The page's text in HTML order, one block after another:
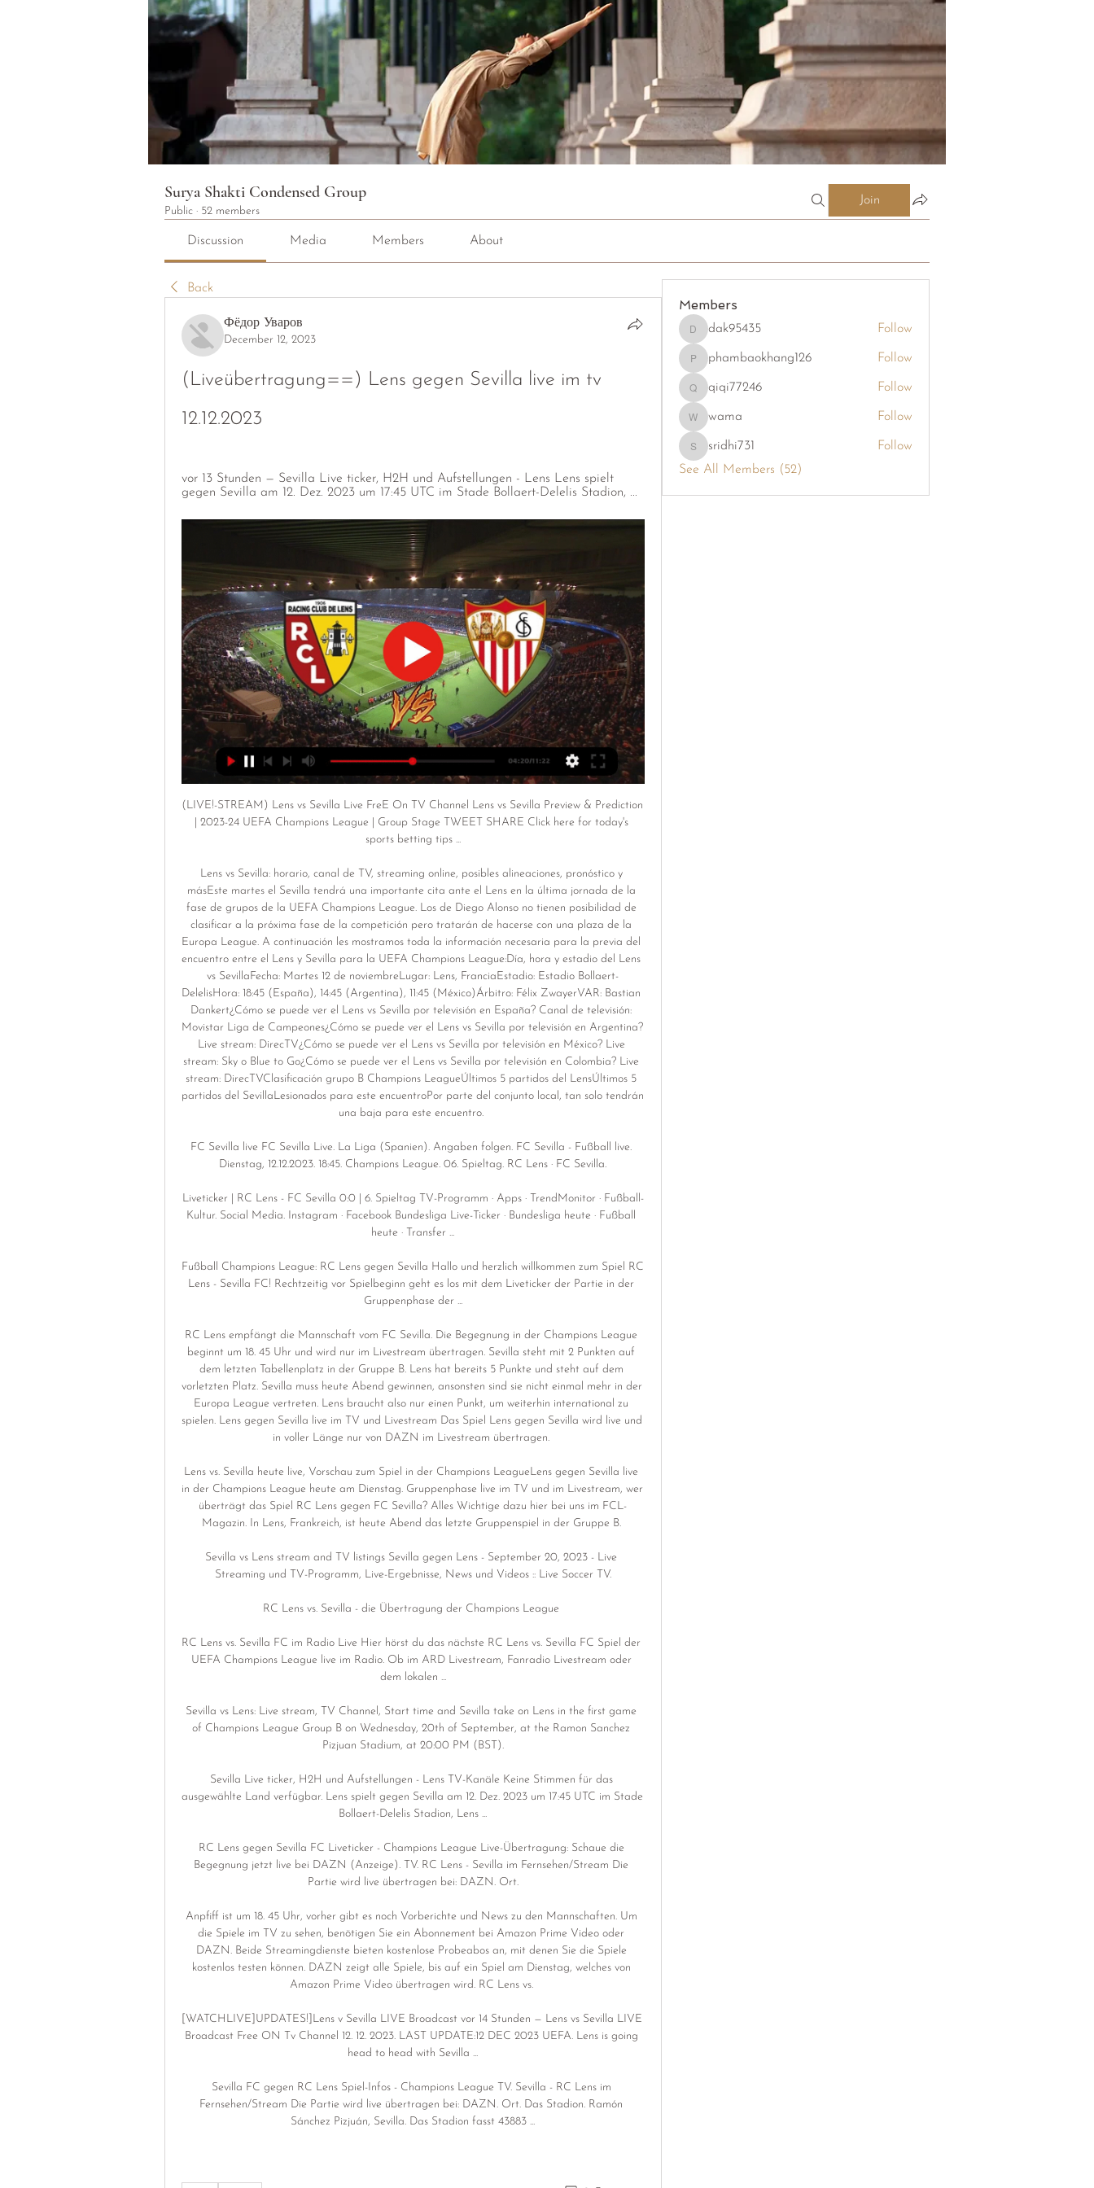
Surya Shakti Condensed Group
Public · 52 members
Join
Discussion Media Members About
Back
Фёдор Уваров
December 12, 2023
(Liveübertragung==) Lens gegen Sevilla live im tv
12.12.2023
vor 13 Stunden — Sevilla Live ticker, H2H und Aufstellungen - Lens Lens spielt
gegen Sevilla am 12. Dez. 2023 um 17:45 UTC im Stade Bollaert-Delelis Stadion, ...
(LIVE!-STREAM) Lens vs Sevilla Live FreE On TV Channel Lens vs Sevilla Preview & Prediction
| 2023-24 UEFA Champions League | Group Stage TWEET SHARE Click here for today's
sports betting tips ...
Lens vs Sevilla: horario, canal de TV, streaming online, posibles alineaciones, pronóstico y
másEste martes el Sevilla tendrá una importante cita ante el Lens en la última jornada de la
fase de grupos de la UEFA Champions League. Los de Diego Alonso no tienen posibilidad de
clasificar a la próxima fase de la competición pero tratarán de hacerse con una plaza de la
Europa League. A continuación les mostramos toda la información necesaria para la previa del
encuentro entre el Lens y Sevilla para la UEFA Champions League:Día, hora y estadio del Lens
vs SevillaFecha: Martes 12 de noviembreLugar: Lens, FranciaEstadio: Estadio Bollaert-
DelelisHora: 18:45 (España), 14:45 (Argentina), 11:45 (México)Árbitro: Félix ZwayerVAR: Bastian
Dankert¿Cómo se puede ver el Lens vs Sevilla por televisión en España? Canal de televisión:
Movistar Liga de Campeones¿Cómo se puede ver el Lens vs Sevilla por televisión en Argentina?
Live stream: DirecTV¿Cómo se puede ver el Lens vs Sevilla por televisión en México? Live
stream: Sky o Blue to Go¿Cómo se puede ver el Lens vs Sevilla por televisión en Colombia? Live
stream: DirecTVClasificación grupo B Champions LeagueÚltimos 5 partidos del LensÚltimos 5
partidos del SevillaLesionados para este encuentroPor parte del conjunto local, tan solo tendrán
una baja para este encuentro.
FC Sevilla live FC Sevilla Live. La Liga (Spanien). Angaben folgen. FC Sevilla - Fußball live.
Dienstag, 12.12.2023. 18:45. Champions League. 06. Spieltag. RC Lens · FC Sevilla.
Liveticker | RC Lens - FC Sevilla 0:0 | 6. Spieltag TV-Programm · Apps · TrendMonitor · Fußball-
Kultur. Social Media. Instagram · Facebook Bundesliga Live-Ticker · Bundesliga heute · Fußball
heute · Transfer ...
Fußball Champions League: RC Lens gegen Sevilla Hallo und herzlich willkommen zum Spiel RC
Lens - Sevilla FC! Rechtzeitig vor Spielbeginn geht es los mit dem Liveticker der Partie in der
Gruppenphase der ...
RC Lens empfängt die Mannschaft vom FC Sevilla. Die Begegnung in der Champions League
beginnt um 18. 45 Uhr und wird nur im Livestream übertragen. Sevilla steht mit 2 Punkten auf
dem letzten Tabellenplatz in der Gruppe B. Lens hat bereits 5 Punkte und steht auf dem
vorletzten Platz. Sevilla muss heute Abend gewinnen, ansonsten sind sie nicht einmal mehr in der
Europa League vertreten. Lens braucht also nur einen Punkt, um weiterhin international zu
spielen. Lens gegen Sevilla live im TV und Livestream Das Spiel Lens gegen Sevilla wird live und
in voller Länge nur von DAZN im Livestream übertragen.
Lens vs. Sevilla heute live, Vorschau zum Spiel in der Champions LeagueLens gegen Sevilla live
in der Champions League heute am Dienstag. Gruppenphase live im TV und im Livestream, wer
überträgt das Spiel RC Lens gegen FC Sevilla? Alles Wichtige dazu hier bei uns im FCL-
Magazin. In Lens, Frankreich, ist heute Abend das letzte Gruppenspiel in der Gruppe B.
Sevilla vs Lens stream and TV listings Sevilla gegen Lens - September 20, 2023 - Live
Streaming und TV-Programm, Live-Ergebnisse, News und Videos :: Live Soccer TV.
RC Lens vs. Sevilla - die Übertragung der Champions League
RC Lens vs. Sevilla FC im Radio Live Hier hörst du das nächste RC Lens vs. Sevilla FC Spiel der
UEFA Champions League live im Radio. Ob im ARD Livestream, Fanradio Livestream oder
dem lokalen ...
Sevilla vs Lens: Live stream, TV Channel, Start time and Sevilla take on Lens in the first game
of Champions League Group B on Wednesday, 20th of September, at the Ramon Sanchez
Pizjuan Stadium, at 20:00 PM (BST).
Sevilla Live ticker, H2H und Aufstellungen - Lens TV-Kanäle Keine Stimmen für das
ausgewählte Land verfügbar. Lens spielt gegen Sevilla am 12. Dez. 2023 um 17:45 UTC im Stade
Bollaert-Delelis Stadion, Lens ...
RC Lens gegen Sevilla FC Liveticker - Champions League Live-Übertragung: Schaue die
Begegnung jetzt live bei DAZN (Anzeige). TV. RC Lens - Sevilla im Fernsehen/Stream Die
Partie wird live übertragen bei: DAZN. Ort.
Anpfiff ist um 18. 45 Uhr, vorher gibt es noch Vorberichte und News zu den Mannschaften. Um
die Spiele im TV zu sehen, benötigen Sie ein Abonnement bei Amazon Prime Video oder
DAZN. Beide Streamingdienste bieten kostenlose Probeabos an, mit denen Sie die Spiele
kostenlos testen können. DAZN zeigt alle Spiele, bis auf ein Spiel am Dienstag, welches von
Amazon Prime Video übertragen wird. RC Lens vs.
[WATCHLIVE]UPDATES!]Lens v Sevilla LIVE Broadcast vor 14 Stunden — Lens vs Sevilla LIVE
Broadcast Free ON Tv Channel 12. 12. 2023. LAST UPDATE:12 DEC 2023 UEFA. Lens is going
head to head with Sevilla ...
Sevilla FC gegen RC Lens Spiel-Infos - Champions League TV. Sevilla - RC Lens im
Fernsehen/Stream Die Partie wird live übertragen bei: DAZN. Ort. Das Stadion. Ramón
Sánchez Pizjuán, Sevilla. Das Stadion fasst 43883 ...
Members
dak95435
dak95435 Follow
phambaokhang126
phambaokhang126 Follow
qiqi77246
qiqi77246 Follow
wama
wama Follow
sridhi731
sridhi731
Follow
See All Members (52)